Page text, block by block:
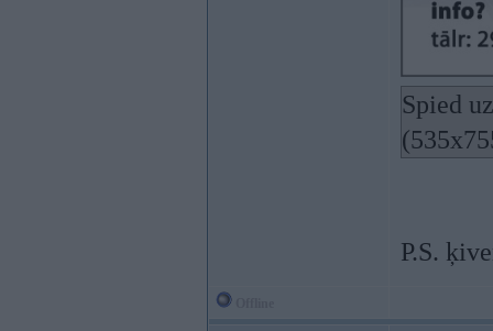
Spied
P.S.